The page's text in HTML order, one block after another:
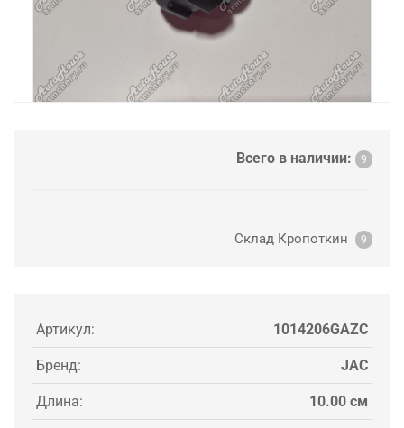
Всего в наличии: 9
Склад Кропоткин 9
Артикул: 1014206GAZC
Бренд: JAC
Длина: 10.00 см